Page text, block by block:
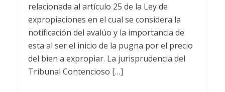
relacionada al artículo 25 de la Ley de
expropiaciones en el cual se considera la
notificación del avalúo y la importancia de
esta al ser el inicio de la pugna por el precio
del bien a expropiar. La jurisprudencia del
Tribunal Contencioso […]